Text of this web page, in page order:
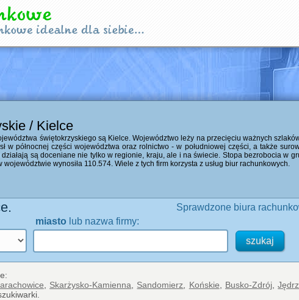
/ Kielce
świętokrzyskiego są Kielce. Województwo leży na przecięciu ważnych
w północnej części województwa oraz rolnictwo - w południowej części, a także
są doceniane nie tylko w regionie, kraju, ale i na świecie. Stopa bezrobocia w
województwie wynosiła 110.574. Wiele z tych firm korzysta z usług biur rachunkowych.
Sprawdzone biura
miasto lub nazwa firmy:
Skarżysko-Kamienna Sandomierz Końskie Busko-Zdrój,